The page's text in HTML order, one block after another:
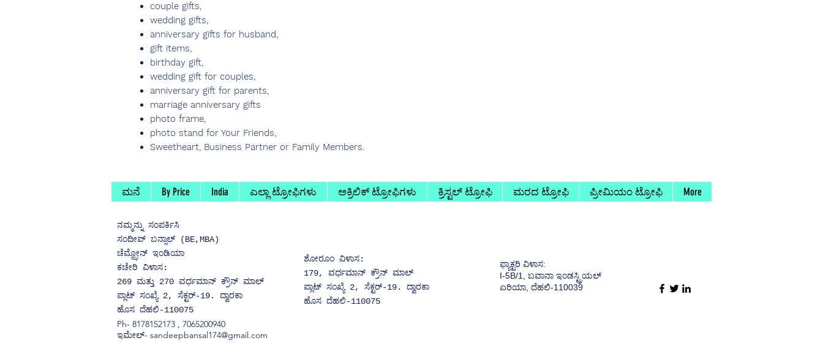
couple gifts,
wedding gifts,
anniversary gifts for husband,
gift items,
birthday gift,
wedding gift for couples,
anniversary gift for parents,
marriage anniversary gifts
photo frame,
photo stand for Your Friends,
Sweetheart, Business Partner or Family Members.
ಮನೆ By Price India ಎಲ್ಲಾ ಟ್ರೋಫಿಗಳು ಅಕ್ರಿಲಿಕ್ ಟ್ರೋಫಿಗಳು ಕ್ರಿಸ್ಟಲ್ ಟ್ರೋಫಿ ಮರದ ಟ್ರೋಫಿ ಪ್ರೀಮಿಯಂ ಟ್ರೋಫಿ More
ನಮ್ಮನ್ನುಸಂಪರ್ಕಿಸಿ
ಸಂದೀಪ್ ಬನ್ಸಾಲ್ (BE,MBA)
ಚೆಮ್ಝೋನ್ ಇಂಡಿಯಾ
ಕಚೇರಿ ವಿಳಾಸ:
269 ಮತ್ತು 270 ವರ್ಧಮಾನ್ ಕ್ರೌನ್ ಮಾಲ್
ಪ್ಲಾಟ್ ಸಂಖ್ಯೆ 2, ಸೆಕ್ಟರ್-19. ದ್ವಾರಕಾ
ಹೊಸ ದೆಹಲಿ-110075
Ph- 8178152173 , 7065200940
ಇಮೇಲ್- sandeepbansal174@gmail.com
ಶೋರೂಂ ವಿಳಾಸ:
179, ವರ್ಧಮಾನ್ ಕ್ರೌನ್ ಮಾಲ್
ಪ್ಲಾಟ್ ಸಂಖ್ಯೆ 2, ಸೆಕ್ಟರ್-19. ದ್ವಾರಕಾ
ಹೊಸ ದೆಹಲಿ-110075
ಫ್ಯಾಕ್ಟರಿ ವಿಳಾಸ:
I-5B/1, ಬವಾನಾ ಇಂಡಸ್ಟ್ರಿಯಲ್
ಏರಿಯಾ, ದೆಹಲಿ-110039